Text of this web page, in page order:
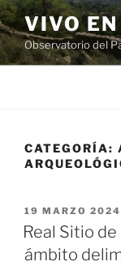
Saltar
al
contenido
VIVO
Observatorio del
CATEGORÍA:
PUBLICADO
EL
19 MARZO 2024
Real Sitio
ámbito